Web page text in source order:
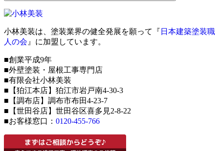
小林美装は、塗装業界の健全発展を願って『 日本建築塗装職
人の会 』に加盟しています。
■創業平成9年
■外壁塗装・屋根工事専門店
■有限会社小林美装
■【狛江本店】狛江市岩戸南4-30-3
■【調布店】調布市布田4-23-7
■【世田谷店】世田谷区喜多見2-8-22
■お客様窓口： 0120-455-766